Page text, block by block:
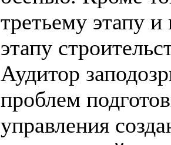
третьему этапу
этапу
Аудитор
проблем
управления